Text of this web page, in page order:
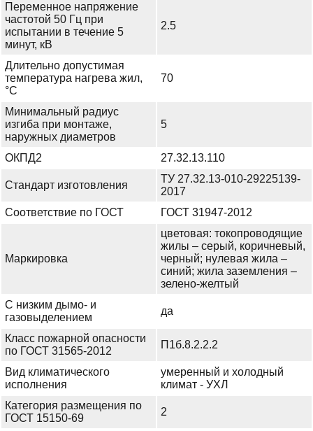
Переменное напряжение
частотой 50 Гц при
испытании в течение 5
минут, кВ
2.5
Длительно допустимая
температура нагрева жил,
°С
70
Минимальный радиус
изгиба при монтаже,
наружных диаметров
5
ОКПД2 27.32.13.110
Стандарт изготовления
ТУ 27.32.13-010-29225139-
2017
Соответствие по ГОСТ
ГОСТ 31947-2012
Маркировка
цветовая: токопроводящие
жилы – серый, коричневый,
черный; нулевая жила –
синий; жила заземления –
зелено-желтый
С низким дымо- и
газовыделением
да
Класс пожарной опасности
по ГОСТ 31565-2012
П1б.8.2.2.2
Вид климатического
исполнения
умеренный и холодный
климат - УХЛ
Категория размещения по
ГОСТ 15150-69
2